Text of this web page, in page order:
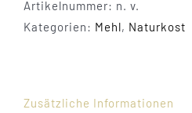
Artikelnummer: n. v.
Kategorien: Mehl, Naturkost
Zusätzliche Informationen